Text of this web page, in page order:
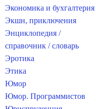
Экономика и бухгалтерия
Экшн, приключения
Энциклопедия /
справочник / словарь
Эротика
Этика
Юмор
Юмор. Программистов